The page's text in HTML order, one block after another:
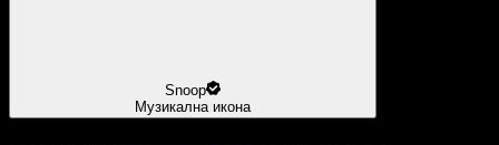
Snoop
Музикална икона